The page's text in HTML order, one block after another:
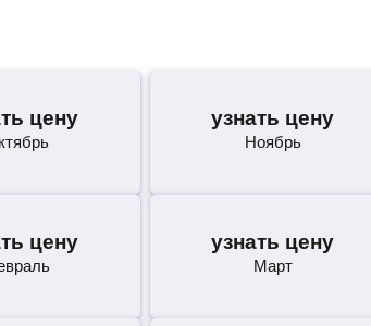
цену узнать цену
Ноябрь
цену узнать цену
Март